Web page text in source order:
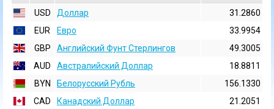
USD
Доллар
31.2860
EUR
Евро
33.9954
GBP
Английский Фунт Стерлингов
49.3005
AUD
Австралийский Доллар
18.8811
BYN
Белорусский Рубль
156.1330
CAD
Канадский Доллар
21.2051